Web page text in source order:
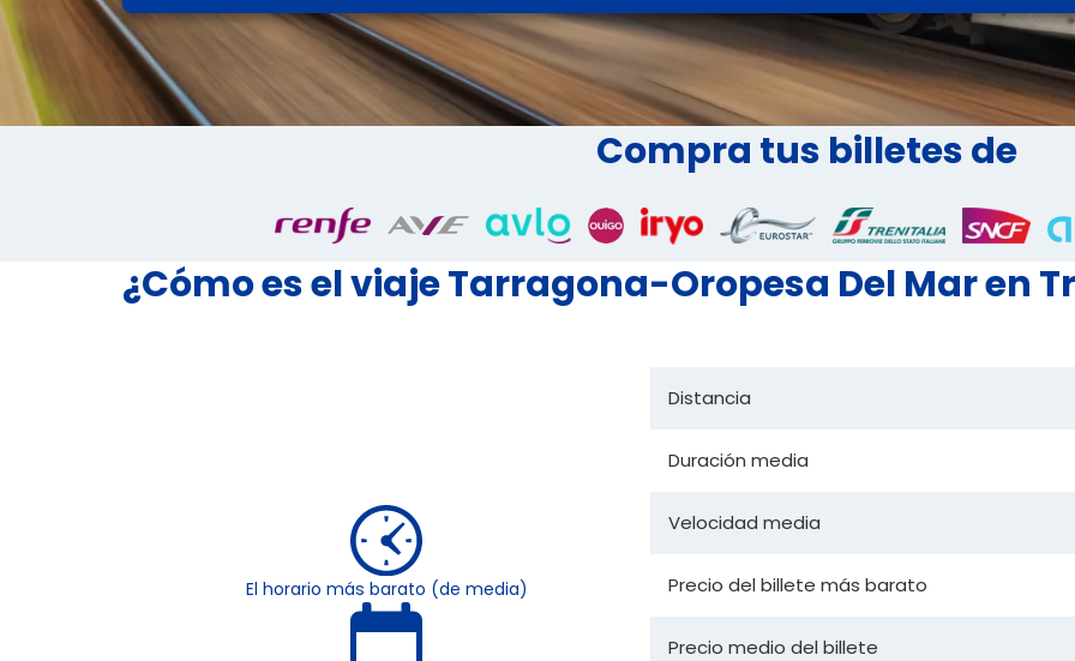
Compra tus billetes de
¿Cómo es el viaje Tarragona-Oropesa Del Mar en
El horario más barato (de media)
Distancia
Duración media
Velocidad media
Precio del billete más barato
Precio medio del billete